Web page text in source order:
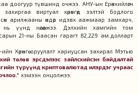
доогуур түвшинд очжээ. АНУ-ын Ерөнхийлөгч
виртуал хөрөнгөд ээлтэй бодлого
арилжааны өндөр идэвх аажмаар замхарч,
нь үүнд нөлөөлжээ. Дэлхийн хамгийн том
21-ны Баасан гарагт 82,229 ам.долларт
Хөрөнгө оруулалт хариуцсан захирал Мэтью
төлөв эрсдэлээс зайлсхийсэн байдалтай
түрүүнд криптовалютад илэрдэг учраас
" хэмээн онцолжээ.